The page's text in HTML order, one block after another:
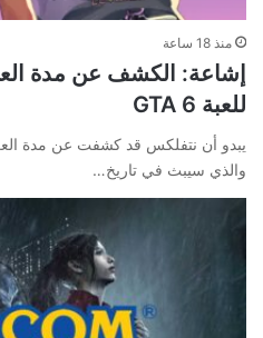
منذ 18 ساعة
إشاعة: الكشف عن مدة
للعبة GTA 6
والذي سيبث في تاريخ…